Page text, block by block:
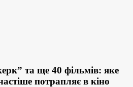
та ще 40 фільмів: яке
потрапляє в кіно